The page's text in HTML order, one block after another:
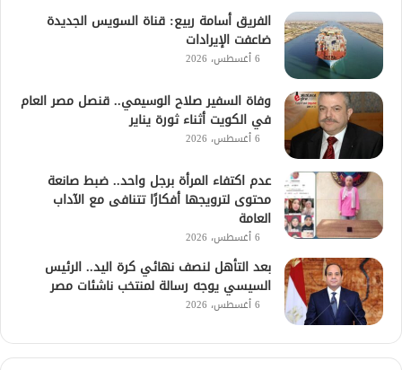
الفريق أسامة ربيع: قناة السويس الجديدة
ضاعفت الإيرادات
6 أغسطس، 2026
وفاة السفير صلاح الوسيمي.. قنصل مصر العام
في الكويت أثناء ثورة يناير
6 أغسطس، 2026
عدم اكتفاء المرأة برجل واحد.. ضبط صانعة
محتوى لترويجها أفكارًا تتنافى مع الآداب
العامة
6 أغسطس، 2026
بعد التأهل لنصف نهائي كرة اليد.. الرئيس
السيسي يوجه رسالة لمنتخب ناشئات مصر
6 أغسطس، 2026